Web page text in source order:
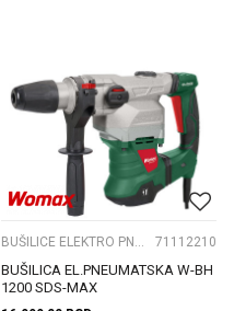
BUŠILICE ELEKTRO PNEUMATSKE 71112210
BUŠILICA EL.PNEUMATSKA W-BH
1200 SDS-MAX